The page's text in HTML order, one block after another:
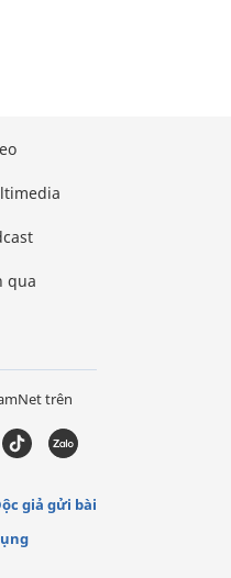
qua
trên
giả gửi bài